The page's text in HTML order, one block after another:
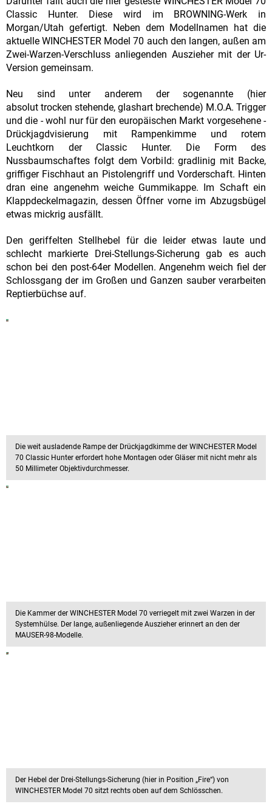
Classic Hunter. Diese wird im BROWNING-Werk in
Morgan/Utah gefertigt. Neben dem Modellnamen hat die
aktuelle WINCHESTER Model 70 auch den langen, außen am
Zwei-Warzen-Verschluss anliegenden Auszieher mit der Ur-
Version gemeinsam.
Neu sind unter anderem der sogenannte (hier
absolut trocken stehende, glashart brechende) M.O.A. Trigger
und die - wohl nur für den europäischen Markt vorgesehene -
Drückjagdvisierung mit Rampenkimme und rotem
Leuchtkorn der Classic Hunter. Die Form des
Nussbaumschaftes folgt dem Vorbild: gradlinig mit Backe,
griffiger Fischhaut an Pistolengriff und Vorderschaft. Hinten
dran eine angenehm weiche Gummikappe. Im Schaft ein
Klappdeckelmagazin, dessen Öffner vorne im Abzugsbügel
etwas mickrig ausfällt.
Den geriffelten Stellhebel für die leider etwas laute und
schlecht markierte Drei-Stellungs-Sicherung gab es auch
schon bei den post-64er Modellen. Angenehm weich fiel der
Schlossgang der im Großen und Ganzen sauber verarbeiten
Reptierbüchse auf.
Die weit ausladende Rampe der Drückjagdkimme der WINCHESTER Model
70 Classic Hunter erfordert hohe Montagen oder Gläser mit nicht mehr als
50 Millimeter Objektivdurchmesser.
Die Kammer der WINCHESTER Model 70 verriegelt mit zwei Warzen in der
Systemhülse. Der lange, außenliegende Auszieher erinnert an den der
MAUSER-98-Modelle.
Der Hebel der Drei-Stellungs-Sicherung (hier in Position „Fire“) von
WINCHESTER Model 70 sitzt rechts oben auf dem Schlösschen.